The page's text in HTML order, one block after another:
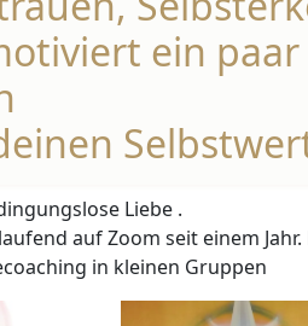
ein
Liebe .
auf Zoom seit einem
in kleinen Gruppen